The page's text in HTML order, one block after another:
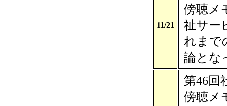
11/21
傍聴メ
祉サー
れまで
論とな
第46回
傍聴メ